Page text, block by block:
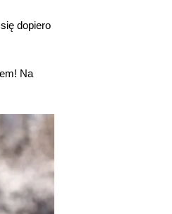
dopiero
Na